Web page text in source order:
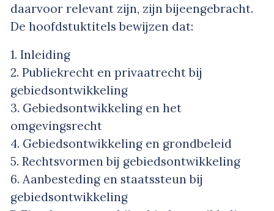
daarvoor relevant zijn, zijn bijeengebracht.
De hoofdstuktitels bewijzen dat:
1. Inleiding
2. Publiekrecht en privaatrecht bij
gebiedsontwikkeling
3. Gebiedsontwikkeling en het
omgevingsrecht
4. Gebiedsontwikkeling en grondbeleid
5. Rechtsvormen bij gebiedsontwikkeling
6. Aanbesteding en staatssteun bij
gebiedsontwikkeling